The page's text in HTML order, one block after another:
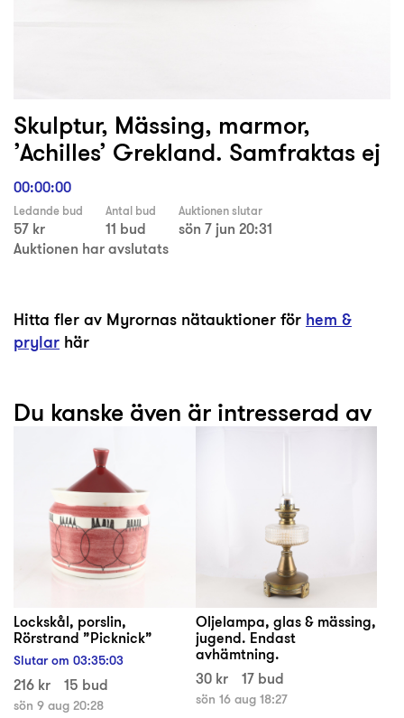
Skulptur, Mässing, marmor,
’Achilles’ Grekland. Samfraktas ej
00:00:00
Ledande bud
57 kr
Antal bud
11 bud
Auktionen slutar
sön 7 jun 20:31
Auktionen har avslutats
Hitta fler av Myrornas nätauktioner för hem &
prylar här
Du kanske även är intresserad av
Lockskål, porslin,
Rörstrand ”Picknick”
Slutar om 03:35:03
216 kr 15 bud
sön 9 aug 20:28
Oljelampa, glas & mässing,
jugend. Endast
avhämtning.
30 kr
17 bud
sön 16 aug 18:27